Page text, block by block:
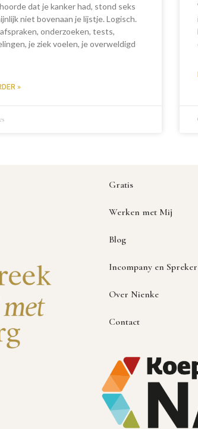
dat je kanker had, stond seks
niet bovenaan je lijstje. Logisch.
onderzoeken, tests,
je ziek voelen, je overweldigd
»
Gratis
Werken met Mij
Blog
Incompany en Spreker
Over Nienke
Contact